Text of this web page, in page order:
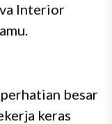
Interior
besar
keras